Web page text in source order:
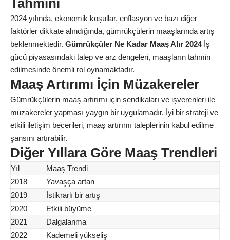
Tahmini
2024 yılında, ekonomik koşullar, enflasyon ve bazı diğer
faktörler dikkate alındığında, gümrükçülerin maaşlarında artış
beklenmektedir. Gümrükçüler Ne Kadar Maaş Alır 2024İş
gücü piyasasındaki talep ve arz dengeleri, maaşların tahmin
edilmesinde önemli rol oynamaktadır.
Maaş Artırımı İçin Müzakereler
Gümrükçülerin maaş artırımı için sendikaları ve işverenleri ile
müzakereler yapması yaygın bir uygulamadır. İyi bir strateji ve
etkili iletişim becerileri, maaş artırımı taleplerinin kabul edilme
şansını artırabilir.
Diğer Yıllara Göre Maaş Trendleri
Yıl
Maaş Trendi
2018
Yavaşça artan
2019
İstikrarlı bir artış
2020
Etkili büyüme
2021
Dalgalanma
2022
Kademeli yükseliş